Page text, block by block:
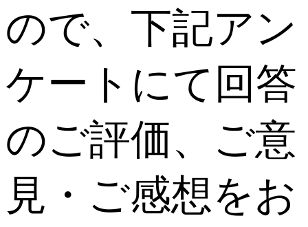
ので、下記アン
ケートにて回答
のご評価、ご意
見・ご感想をお